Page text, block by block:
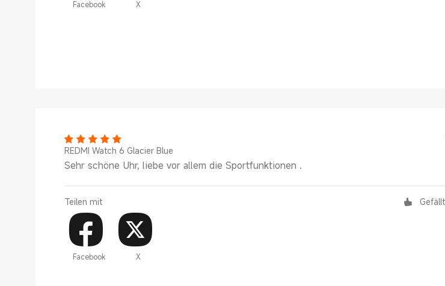
Facebook X
REDMI Watch 6 Glacier Blue
Sehr schöne Uhr, liebe vor allem die Sportfunktionen .
Teilen mit
Facebook X